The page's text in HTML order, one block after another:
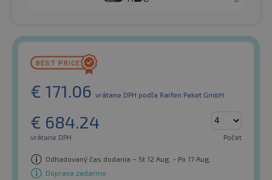
€ 171.06 vrátane DPH podľa Raifen Paket GmbH
€ 684.24
vrátane DPH Počet
Odhadovaný čas dodania – St 12 Aug. - Po 17 Aug.
Doprava zadarmo